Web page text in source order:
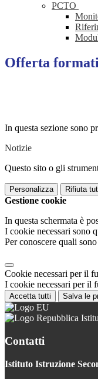
PCTO
Offerta
In questa sezione sono
Notizie
Questo sito o gli
Personalizza Rifiuta
Gestione cookie
In questa schermata è
I cookie necessari sono
Per conoscere quali
Cookie necessari per il
I cookie necessari per il
Accetta tutti Salva le
Contatti
Istituto Istruzione